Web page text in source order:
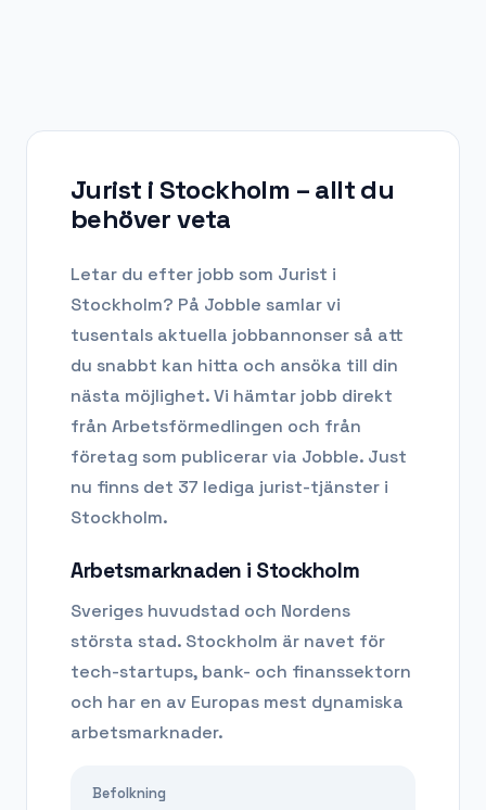
Jurist i Stockholm – allt du
behöver veta
Letar du efter jobb som Jurist i
Stockholm? På Jobble samlar vi
tusentals aktuella jobbannonser så att
du snabbt kan hitta och ansöka till din
nästa möjlighet. Vi hämtar jobb direkt
från Arbetsförmedlingen och från
företag som publicerar via Jobble. Just
nu finns det 37 lediga jurist-tjänster i
Stockholm.
Arbetsmarknaden i Stockholm
Sveriges huvudstad och Nordens
största stad. Stockholm är navet för
tech-startups, bank- och finanssektorn
och har en av Europas mest dynamiska
arbetsmarknader.
Befolkning